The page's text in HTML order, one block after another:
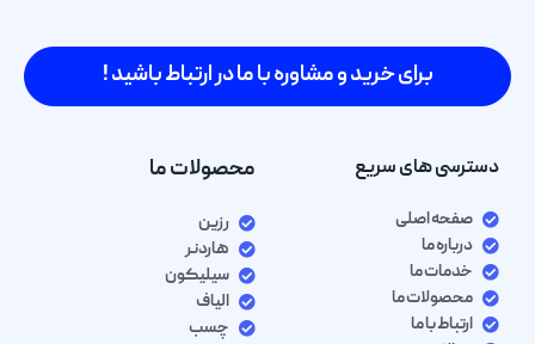
برای خرید و مشاوره با ما در ارتباط باشید !
دسترسی های سریع
صفحه اصلی
درباره ما
خدمات ما
محصولات ما
ارتباط با ما
محصولات ما
رزین
هاردنر
سیلیکون
الیاف
چسب